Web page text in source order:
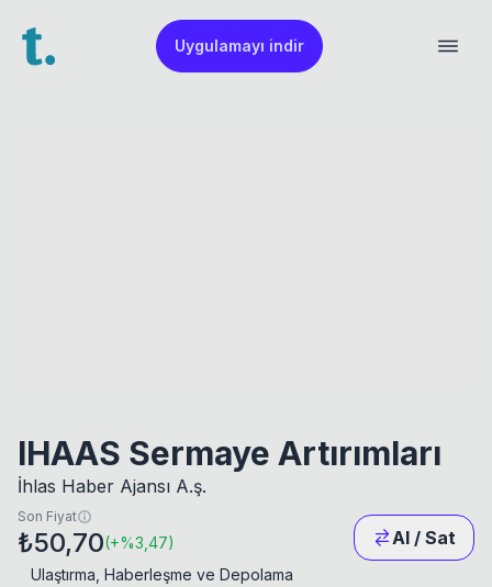
Uygulamayı indir
IHAAS Sermaye Artırımları
İhlas Haber Ajansı A.ş.
Son Fiyat
₺50,70(+%3,47) Al / Sat
Ulaştırma, Haberleşme ve Depolama